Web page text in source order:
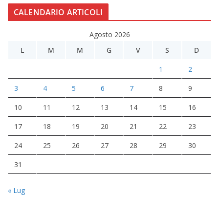
CALENDARIO ARTICOLI
Agosto 2026
L
M M G V S D
1 2
3 4 5 6 7 8 9
10 11 12 13 14 15 16
17 18 19 20 21 22 23
24 25 26 27 28 29 30
31
« Lug